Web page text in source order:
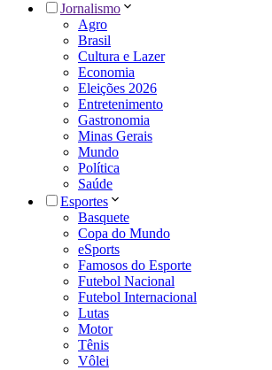
Jornalismo
Agro
Brasil
Cultura e Lazer
Economia
Eleições 2026
Entretenimento
Gastronomia
Minas Gerais
Mundo
Política
Saúde
Esportes
Basquete
Copa do Mundo
eSports
Famosos do Esporte
Futebol Nacional
Futebol Internacional
Lutas
Motor
Tênis
Vôlei